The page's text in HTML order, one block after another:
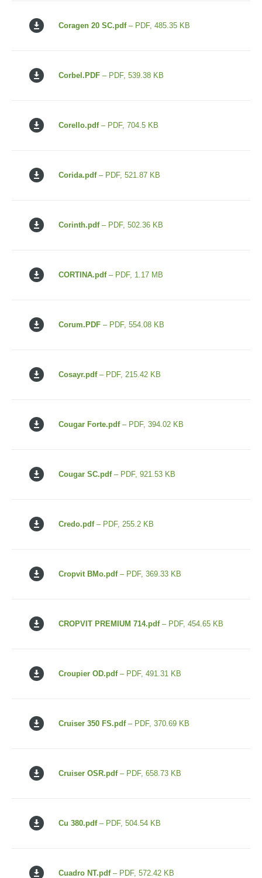
Coragen 20 SC.pdf– PDF, 485.35 KB
Corbel.PDF – PDF, 539.38 KB
Corello.pdf– PDF, 704.5 KB
Corida.pdf– PDF, 521.87 KB
Corinth.pdf– PDF, 502.36 KB
CORTINA.pdf– PDF, 1.17 MB
Corum.PDF – PDF, 554.08 KB
Cosayr.pdf– PDF, 215.42 KB
Cougar Forte.pdf– PDF, 394.02 KB
Cougar SC.pdf– PDF, 921.53 KB
Credo.pdf– PDF, 255.2 KB
Cropvit BMo.pdf– PDF, 369.33 KB
CROPVIT PREMIUM 714.pdf– PDF, 454.65 KB
Croupier OD.pdf– PDF, 491.31 KB
Cruiser 350 FS.pdf– PDF, 370.69 KB
Cruiser OSR.pdf– PDF, 658.73 KB
Cu 380.pdf– PDF, 504.54 KB
Cuadro NT.pdf– PDF, 572.42 KB